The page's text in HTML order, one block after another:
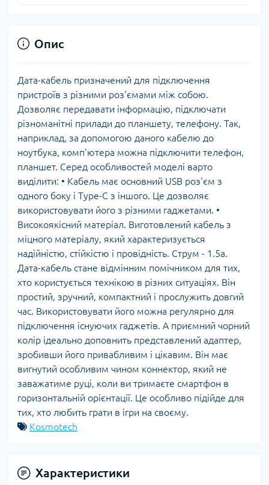
Опис
Дата-кабель призначений для підключення
пристроїв з різними роз'ємами між собою.
Дозволяє передавати інформацію, підключати
різноманітні прилади до планшету, телефону. Так,
наприклад, за допомогою даного кабелю до
ноутбука, комп'ютера можна підключити телефон,
планшет. Серед особливостей моделі варто
виділити: • Кабель має основний USB роз'єм з
одного боку і Type-C з іншого. Це дозволяє
використовувати його з різними гаджетами. •
Високоякісний матеріал. Виготовлений кабель з
міцного матеріалу, який характеризується
надійністю, стійкістю і провідність. Струм - 1.5а.
Дата-кабель стане відмінним помічником для тих,
хто користується технікою в різних ситуаціях. Він
простий, зручний, компактний і прослужить довгий
час. Використовувати його можна регулярно для
підключення існуючих гаджетів. А приємний чорний
колір ідеально доповнить представлений адаптер,
зробивши його привабливим і цікавим. Він має
вигнутий особливим чином коннектор, який не
заважатиме руці, коли ви тримаєте смартфон в
горизонтальній орієнтації. Це особливо підійде для
тих, хто любить грати в ігри на своєму.
Kosmotech
Характеристики